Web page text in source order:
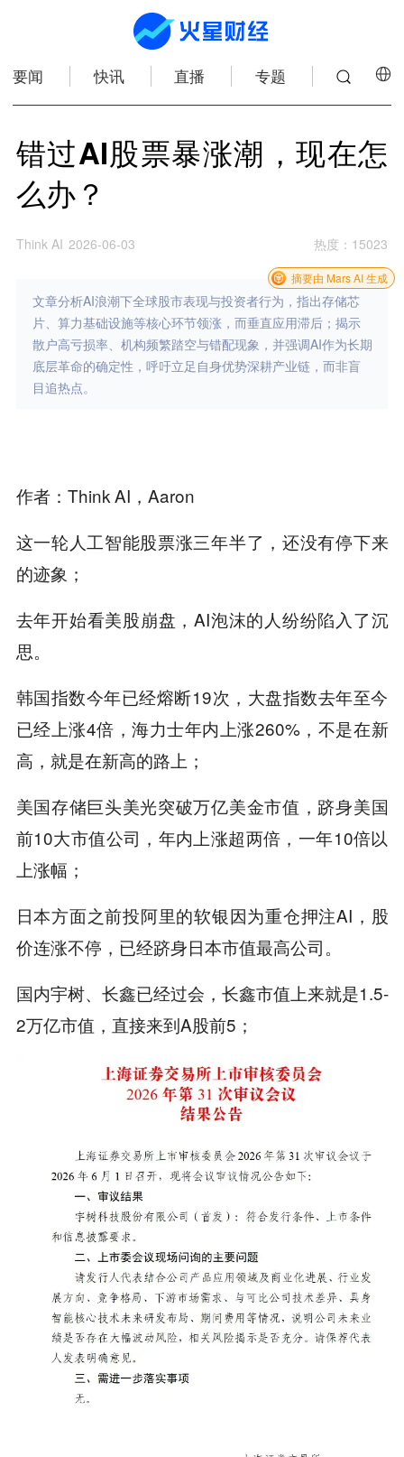
要闻 快讯 直播 专题
错过AI股票暴涨潮，现在怎
么办？
Think AI 2026-06-03 热度 ： 15023
文章分析AI浪潮下全球股市表现与投资者行为，指出存储芯
片、算力基础设施等核心环节领涨，而垂直应用滞后；揭示
散户高亏损率、机构频繁踏空与错配现象，并强调AI作为长期
底层革命的确定性，呼吁立足自身优势深耕产业链，而非盲
目追热点。
摘要由 Mars AI 生成
作者：Think AI，Aaron
这一轮人工智能股票涨三年半了，还没有停下来
的迹象；
去年开始看美股崩盘，AI泡沫的人纷纷陷入了沉
思。
韩国指数今年已经熔断19次，大盘指数去年至今
已经上涨4倍，海力士年内上涨260%，不是在新
高，就是在新高的路上；
美国存储巨头美光突破万亿美金市值，跻身美国
前10大市值公司，年内上涨超两倍，一年10倍以
上涨幅；
日本方面之前投阿里的软银因为重仓押注AI，股
价连涨不停，已经跻身日本市值最高公司。
国内宇树、长鑫已经过会，长鑫市值上来就是1.5-
2万亿市值，直接来到A股前5；